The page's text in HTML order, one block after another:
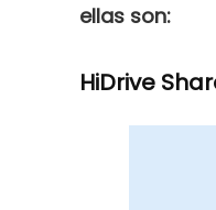
ellas son:
HiDrive